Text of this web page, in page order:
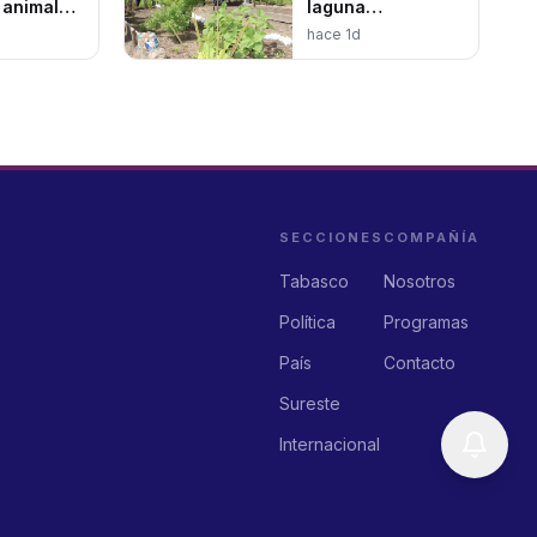
laguna
Chaschoc–Sejá
hace 1d
SECCIONES
Tabasco
Política
País
Sureste
Internacional
COMPAÑÍA
Nosotros
Programas
Contacto